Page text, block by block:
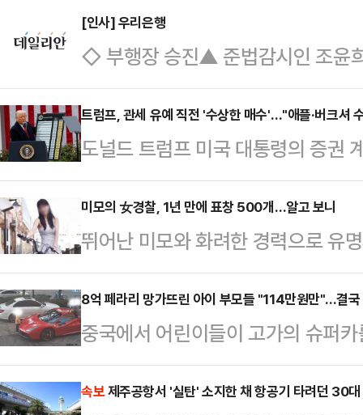
[인사] 우리은행
◇ 부행장 승진▲ 준법감시인 조윤
준구[소속장 승진]◇금융센터 지
지은 ▲ 명동 구민수 ▲ 성수동 변
▲ 안양 성의진 ▲ 평택 장하선 ▲
경숙 ▲ 중산 유경주◇BIZ어드바
부 부장대우▲ 종로기업 최원선 ▲
개인상품마케팅부 남문희 ▲ 여신
인사부 최준영 ▲ 인수금융부 김
트럼프, 관세 유예 직전 '수상한 매수'…"애플·버크셔
도널드 트럼프 미국 대통령의 증권
이 주요 정책 발표와 맞물린 것으로
고 있다.월스트리트저널(WSJ)은
산공개 자료를 분석한 결과, 트럼프
만1000건이 넘는 주식 거래가 이
책 발표 전후에 집중됐다고 보도했
었다. 당시 미국 증시는 트럼프 대
한 상태였다. 그…
미모의 女경찰, 1년 만에 표창 500개…알고 보니
뛰어난 미모와 화려한 경력으로 유
공모해 수사 실적을 조직적으로 부
(현지시간) 대만 미러뉴스와 TVBS
소속 여성 경찰 A씨는 공문서위조
명문 시립대에서 프랑스어를 전공
2014년 경찰로 진로를 바꿨다. 경
8억 페라리 망가뜨린 아이 부모들 "114만원만"...결국
중국에서 어린이들이 고가의 슈퍼
아동 보호자들 간 배상 갈등이 법
국 관찰자망에 따르면 윈난성 쿤밍
속보제주공항서 '실탄' 소지한 채 항공기 타려던 30